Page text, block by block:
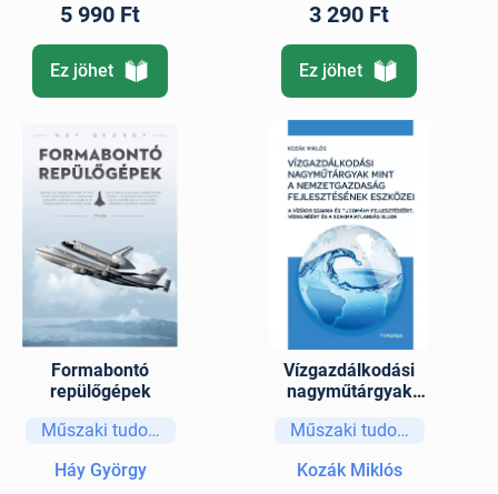
5 990 Ft
Ez jöhet
3 290 Ft
Ez jöhet
Formabontó
repülőgépek
Műszaki tudományok
Háy György
Vízgazdálkodási
nagyműtárgyak
nemzetgazdaság
eszközei
Műszaki tudományok
Kozák Miklós